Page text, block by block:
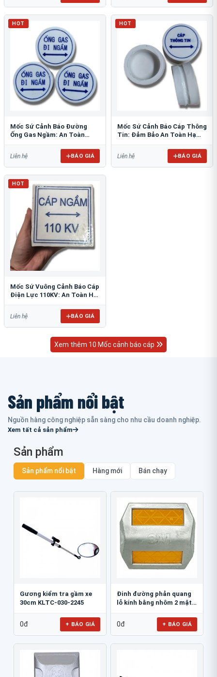
HOT
Mốc Sứ Cảnh Báo Đường
Ống Gas Ngầm: An Toàn
Liên hệ BÁO GIÁ
HOT
Mốc Sứ Cảnh Báo Cáp Thông
Tin: Đảm Bảo An Toàn Hạ
Liên hệ BÁO GIÁ
HOT
Mốc Sứ Vuông Cảnh Báo Cáp
Điện Lực 110KV: An Toàn Hệ
Liên hệ BÁO GIÁ
Xem thêm 10 Mốc cảnh báo cáp
Sản phẩm nổi bật
Nguồn hàng công nghiệp sẵn sàng cho nhu cầu doanh nghiệp.
Xem tất cả sản phẩm
Sản phẩm
Sản phẩm nổi bật Hàng mới Bán chạy
Gương kiểm tra gầm xe
30cm KLTC-030-2245
0đ + BÁO GIÁ
Đinh đường phản quang
lỗ kính bằng nhôm 2 mặt
0đ + BÁO GIÁ